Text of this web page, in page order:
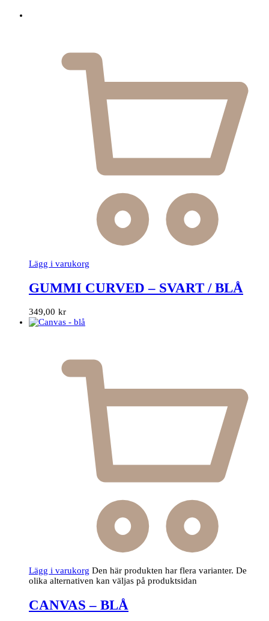
Lägg i varukorg
GUMMI CURVED – SVART / BLÅ
349,00 kr
Lägg i varukorg Den här produkten har flera varianter. De
olika alternativen kan väljas på produktsidan
CANVAS – BLÅ